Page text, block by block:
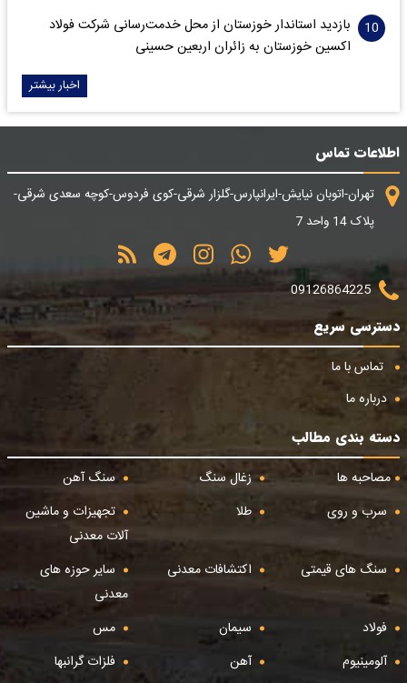
بازدید استاندار خوزستان از محل خدمت‌رسانی شرکت فولاد
اکسین خوزستان به زائران اربعین حسینی
اخبار بیشتر
اطلاعات تماس
تهران-اتوبان نیایش-ایرانپارس-گلزار شرقی-کوی فردوس-کوچه سعدی شرقی-
پلاک 14 واحد 7
09126864225
دسترسی سریع
تماس با ما
درباره ما
دسته بندی مطالب
مصاحبه ها
زغال سنگ
سنگ آهن
سرب و روی
طلا
تجهیزات و ماشین
آلات معدنی
سنگ های قیمتی
اکتشافات معدنی
سایر حوزه های
معدنی
فولاد
سیمان
مس
آلومینیوم
آهن فلزات گرانبها